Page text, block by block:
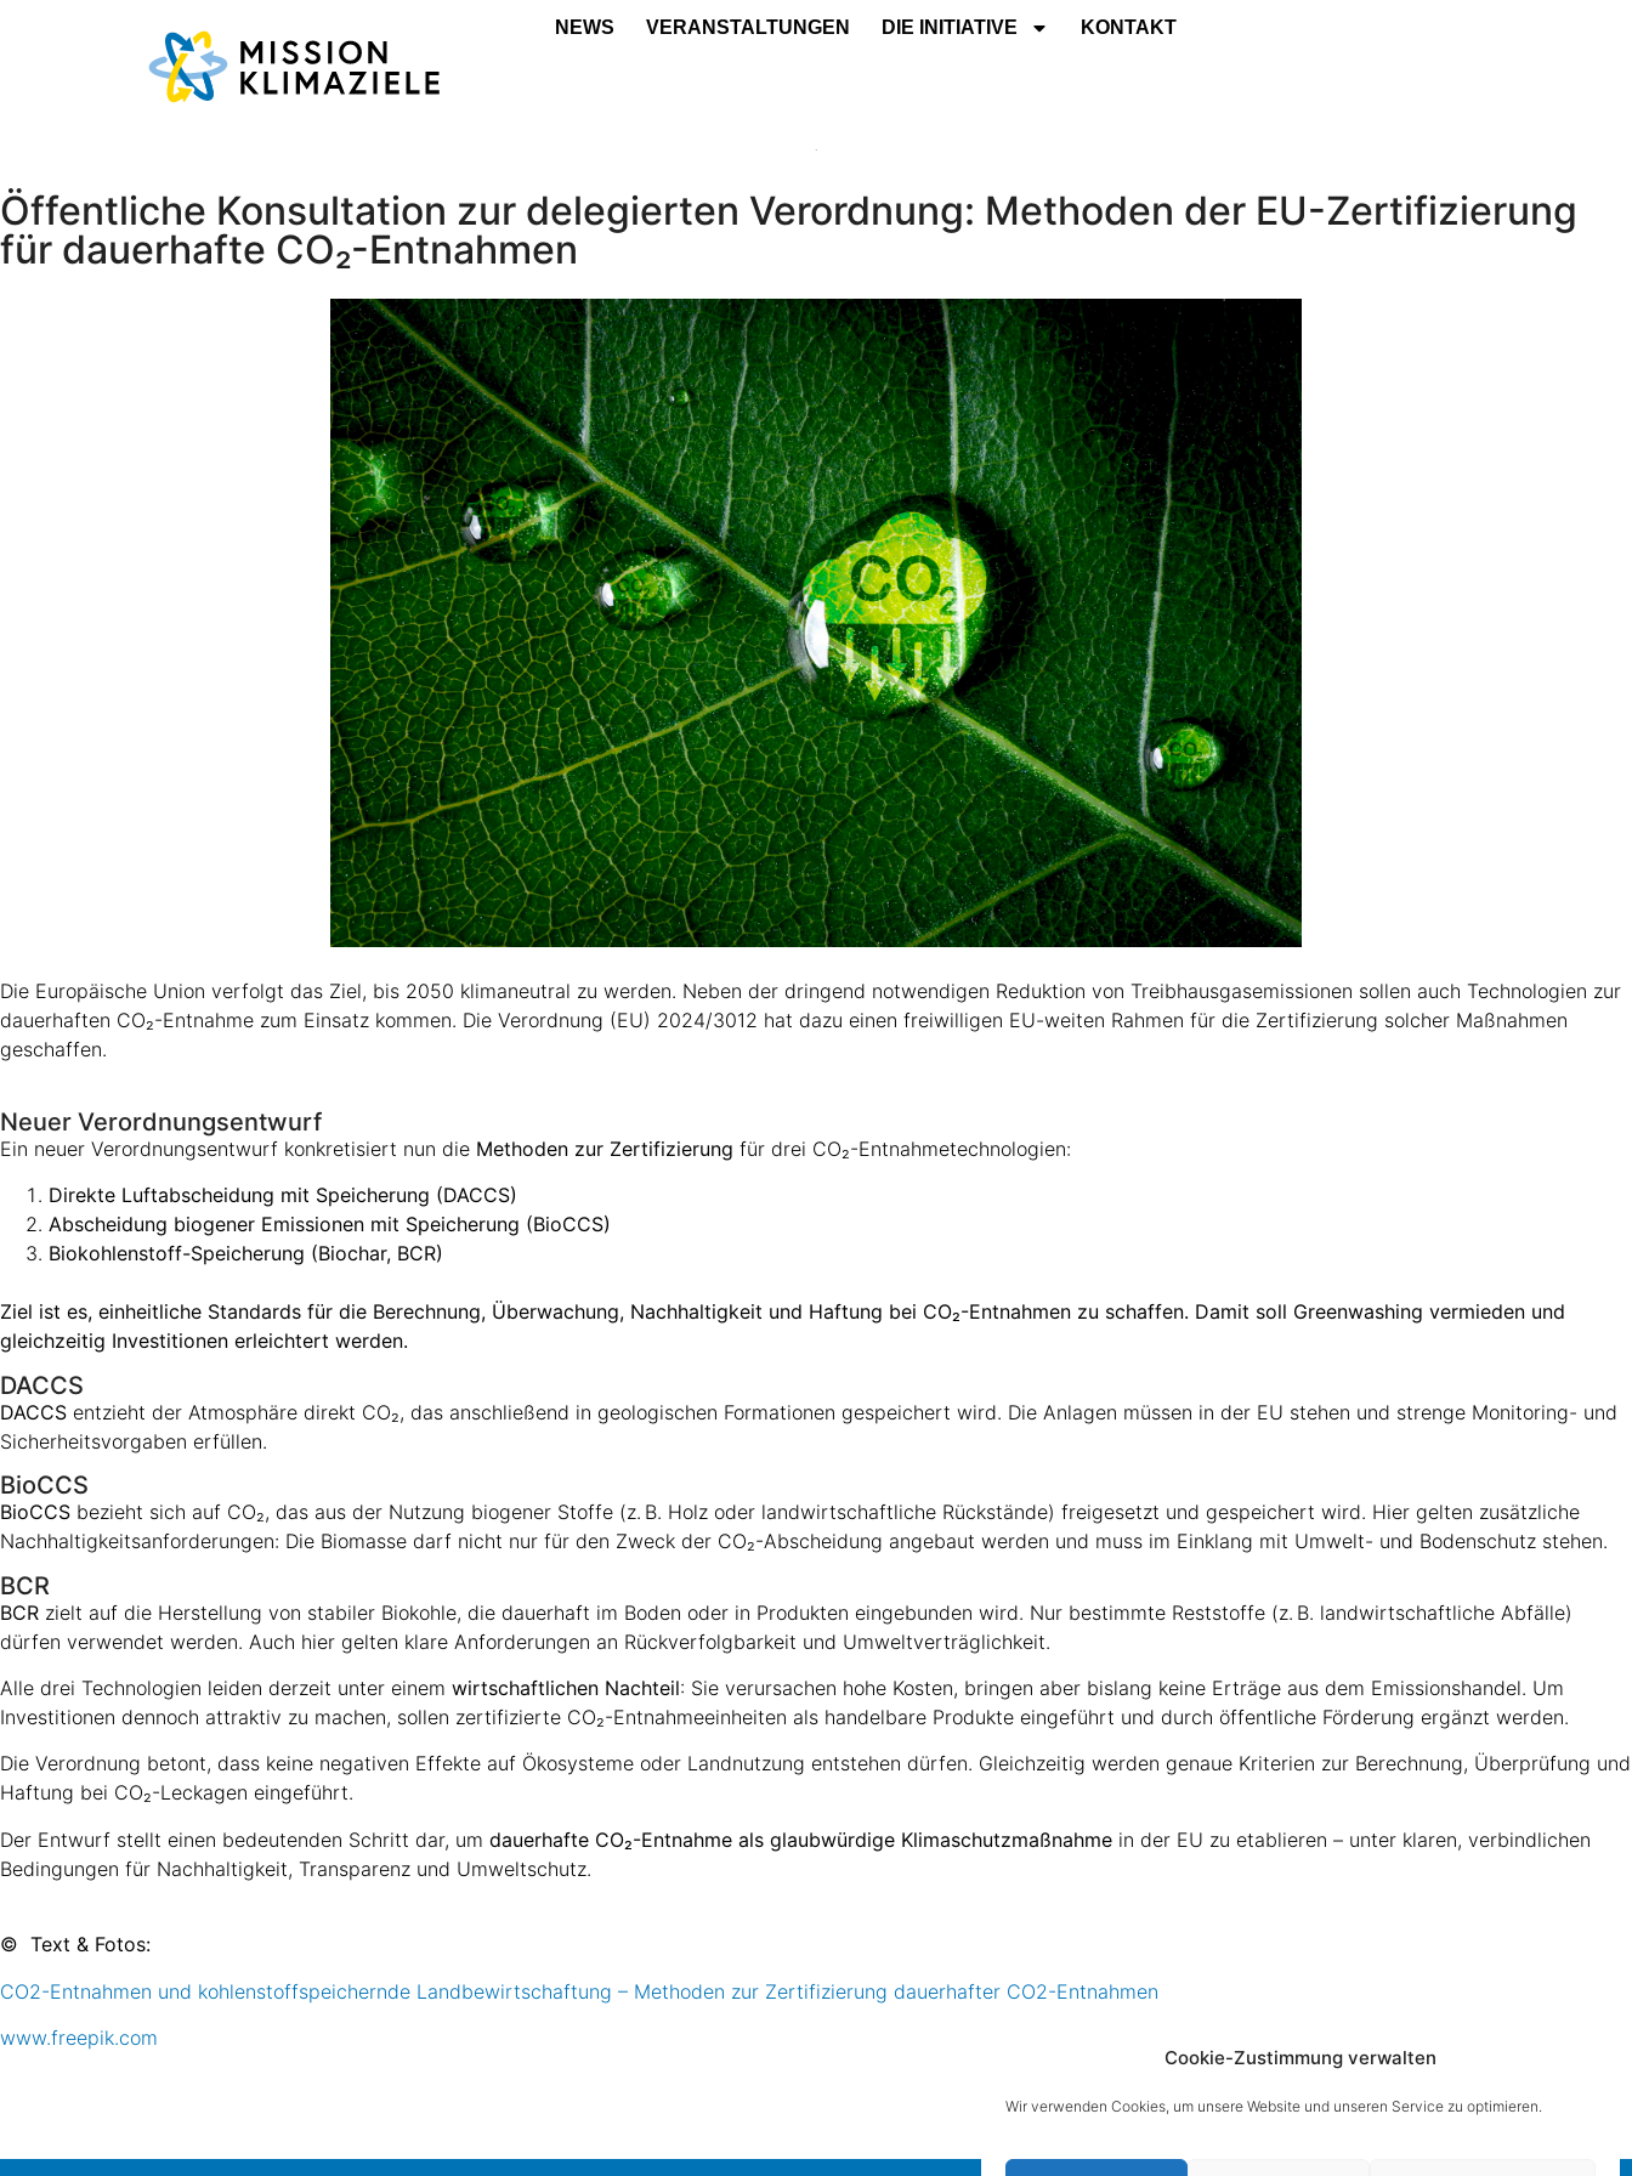
Cookie-Zustimmung verwalten
Wir verwenden Cookies, um unsere Website und unseren Service zu optimieren.
NEWS VERANSTALTUNGEN DIE INITIATIVE KONTAKT
Öffentliche Konsultation zur delegierten Verordnung: Methoden der EU-Zertifizierung
für dauerhafte CO₂-Entnahmen
Die Europäische Union verfolgt das Ziel, bis 2050 klimaneutral zu werden. Neben der dringend notwendigen Reduktion von Treibhausgasemissionen sollen auch Technologien zur
dauerhaften CO₂-Entnahme zum Einsatz kommen. Die Verordnung (EU) 2024/3012 hat dazu einen freiwilligen EU-weiten Rahmen für die Zertifizierung solcher Maßnahmen
geschaffen.
Neuer Verordnungsentwurf
Ein neuer Verordnungsentwurf konkretisiert nun die Methoden zur Zertifizierung für drei CO₂-Entnahmetechnologien:
Direkte Luftabscheidung mit Speicherung (DACCS)
Abscheidung biogener Emissionen mit Speicherung (BioCCS)
Biokohlenstoff-Speicherung (Biochar, BCR)
Ziel ist es, einheitliche Standards für die Berechnung, Überwachung, Nachhaltigkeit und Haftung bei CO₂-Entnahmen zu schaffen. Damit soll Greenwashing vermieden und
gleichzeitig Investitionen erleichtert werden.
DACCS
DACCS entzieht der Atmosphäre direkt CO₂, das anschließend in geologischen Formationen gespeichert wird. Die Anlagen müssen in der EU stehen und strenge Monitoring- und
Sicherheitsvorgaben erfüllen.
BioCCS
BioCCS bezieht sich auf CO₂, das aus der Nutzung biogener Stoffe (z. B. Holz oder landwirtschaftliche Rückstände) freigesetzt und gespeichert wird. Hier gelten zusätzliche
Nachhaltigkeitsanforderungen: Die Biomasse darf nicht nur für den Zweck der CO₂-Abscheidung angebaut werden und muss im Einklang mit Umwelt- und Bodenschutz stehen.
BCR
BCR zielt auf die Herstellung von stabiler Biokohle, die dauerhaft im Boden oder in Produkten eingebunden wird. Nur bestimmte Reststoffe (z. B. landwirtschaftliche Abfälle)
dürfen verwendet werden. Auch hier gelten klare Anforderungen an Rückverfolgbarkeit und Umweltverträglichkeit.
Alle drei Technologien leiden derzeit unter einem wirtschaftlichen Nachteil: Sie verursachen hohe Kosten, bringen aber bislang keine Erträge aus dem Emissionshandel. Um
Investitionen dennoch attraktiv zu machen, sollen zertifizierte CO₂-Entnahmeeinheiten als handelbare Produkte eingeführt und durch öffentliche Förderung ergänzt werden.
Die Verordnung betont, dass keine negativen Effekte auf Ökosysteme oder Landnutzung entstehen dürfen. Gleichzeitig werden genaue Kriterien zur Berechnung, Überprüfung und
Haftung bei CO₂-Leckagen eingeführt.
Der Entwurf stellt einen bedeutenden Schritt dar, um dauerhafte CO₂-Entnahme als glaubwürdige Klimaschutzmaßnahme in der EU zu etablieren – unter klaren, verbindlichen
Bedingungen für Nachhaltigkeit, Transparenz und Umweltschutz.
© Text & Fotos:
CO2-Entnahmen und kohlenstoffspeichernde Landbewirtschaftung – Methoden zur Zertifizierung dauerhafter CO2-Entnahmen
www.freepik.com